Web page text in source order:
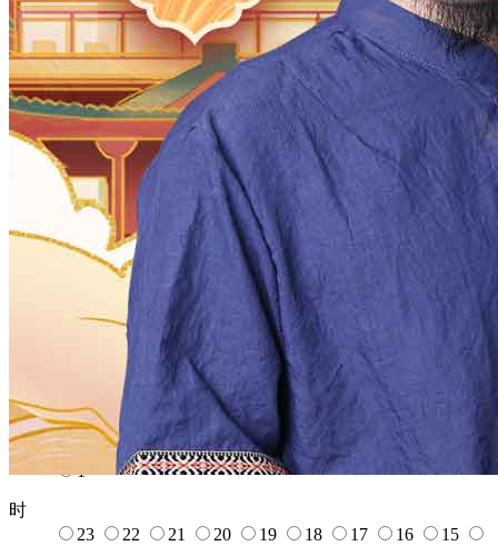
1976
1975 1974 1973 1972
1971
1969 1968 1967 1966 1965
1964
1963
1962 1961 1960 1959
1958
1957
1956 1955 1953 1952
1951
1950
1949 1948 1947
1944
1943 1942 1941 1940 1939
1938
1937
1936 1935 1934 1933
1932
1931
1930 1928 1927 1926
1924
1923 1922 1920
1919
1918
1916 1915 1914
1912
1911
1909 1908 1907
1905
1904 1903 1902 1900
12
11 7
31
30 29 28 27 25 24
22
21 20 18 17
12
11 10 9 8 7 4
1
时
23
22 21 20 19 18 17 16
15